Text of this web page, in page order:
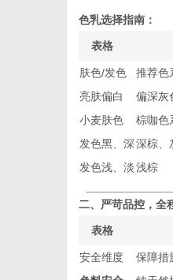
色乳选择指南：
表格
肤色/发色
推荐色
亮肤偏白
偏深灰
小麦肤色
棕咖色
发色黑、深深棕、
发色浅、淡浅棕
二、严苛品控，全
表格
安全维度
保障措